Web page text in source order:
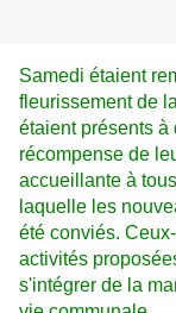
Samedi étaient
fleurissement de
étaient présents à
récompense de
accueillante à
laquelle les
été conviés.
activités
s'intégrer de la